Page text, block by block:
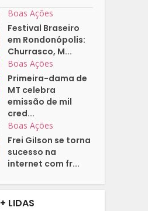
Boas Ações
Festival Braseiro
em Rondonópolis:
Churrasco, M...
Boas Ações
Primeira-dama de
MT celebra
emissão de mil
cred...
Boas Ações
Frei Gilson se torna
sucesso na
internet com fr...
+ LIDAS